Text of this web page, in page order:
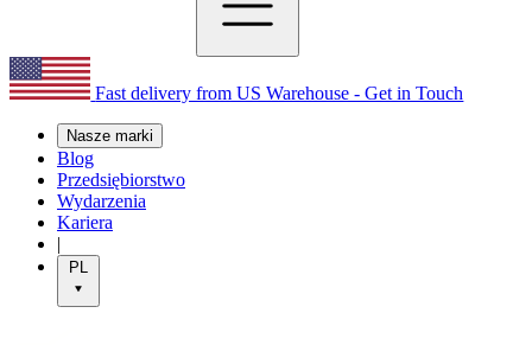
Fast delivery from US Warehouse - Get in Touch
Nasze marki
Blog
Przedsiębiorstwo
Wydarzenia
Kariera
|
PL